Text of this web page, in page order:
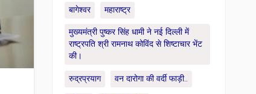
बागेश्वर महाराष्ट्र
मुख्यमंत्री पुष्कर सिंह धामी ने नई दिल्ली में
राष्ट्रपति श्री रामनाथ कोविंद से शिष्टाचार भेंट
की।
रुद्रप्रयाग वन दारोगा की वर्दी फाड़ी..